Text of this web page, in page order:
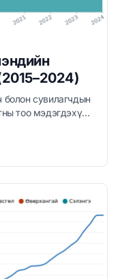
сувилагчдын
тоо мэдэгдэхүйц
өсч 15,000-
байгааг харуулж